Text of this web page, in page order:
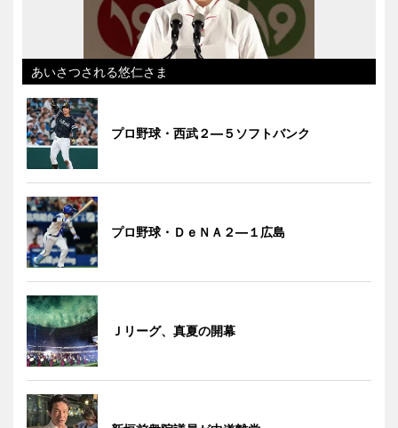
あいさつされる悠仁さま
プロ野球・西武２―５ソフトバンク
プロ野球・ＤｅＮＡ２―１広島
Ｊリーグ、真夏の開幕